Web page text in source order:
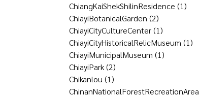
ChiangKaiShekShilinResidence (1)
ChiayiBotanicalGarden (2)
ChiayiCityCultureCenter(1)
ChiayiCityHistoricalRelicMuseum (1)
ChiayiMunicipalMuseum (1)
ChiayiPark(2)
Chikanlou (1)
ChinanNationalForestRecreationArea